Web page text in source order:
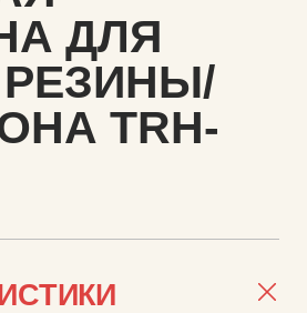
ДЛЯ
TRH-